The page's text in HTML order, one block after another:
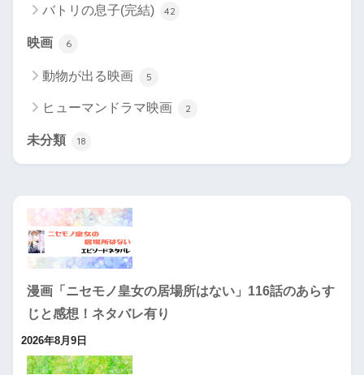
バトリの息子(完結) 42
映画 6
動物が出る映画 5
ヒューマンドラマ映画 2
未分類 18
漫画「ニセモノ皇女の居場所はない」116話のあらす
じと感想！ネタバレ有り
2026年8月9日